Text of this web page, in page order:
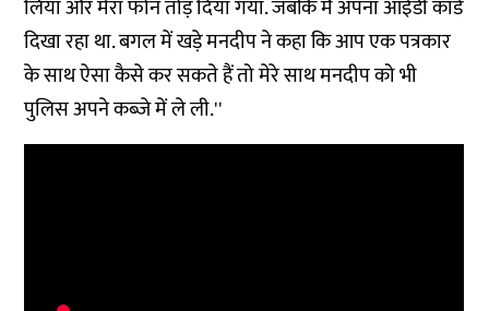
लिया और मेरा फोन तोड़ दिया गया. जबकि मैं अपना आईडी कार्ड
दिखा रहा था. बगल में खड़े मनदीप ने कहा कि आप एक पत्रकार
के साथ ऐसा कैसे कर सकते हैं तो मेरे साथ मनदीप को भी
पुलिस अपने कब्जे में ले ली.''